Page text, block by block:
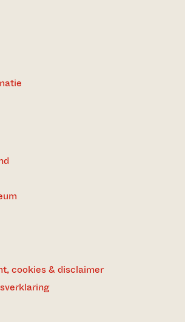
cookies & disclaimer